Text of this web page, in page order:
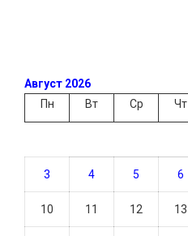
Август 2026
Пн
Вт Ср Чт
3 4 5 6
10 11 12 13